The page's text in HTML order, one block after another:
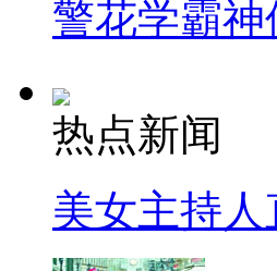
警花学霸
热点新闻
美女主持